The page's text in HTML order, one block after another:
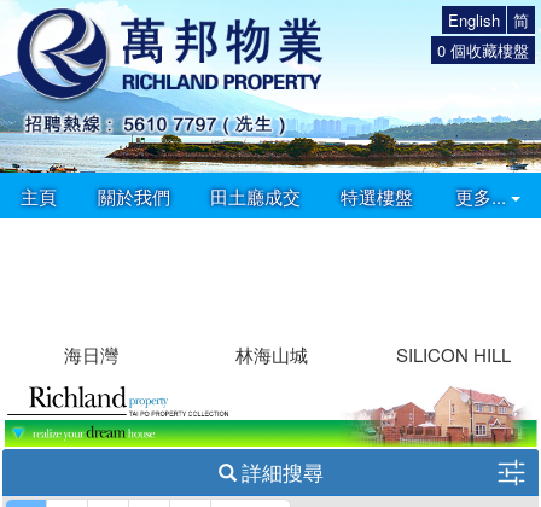
简
English
0 個收藏樓盤
主頁 關於我們 田土廳成交 特選樓盤 更多...
海日灣 林海山城 SILICON HILL
詳細搜尋